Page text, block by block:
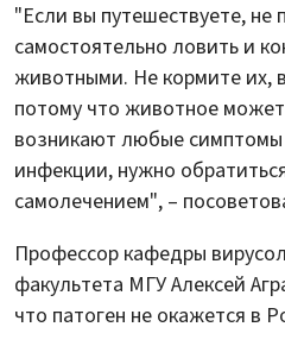
"Если вы путешествуете, не
самостоятельно ловить и
животными. Не кормите их,
потому что животное может
возникают любые симптомы
инфекции, нужно
самолечением", –
Профессор кафедры
факультета МГУ Алексей
что патоген не окажется в